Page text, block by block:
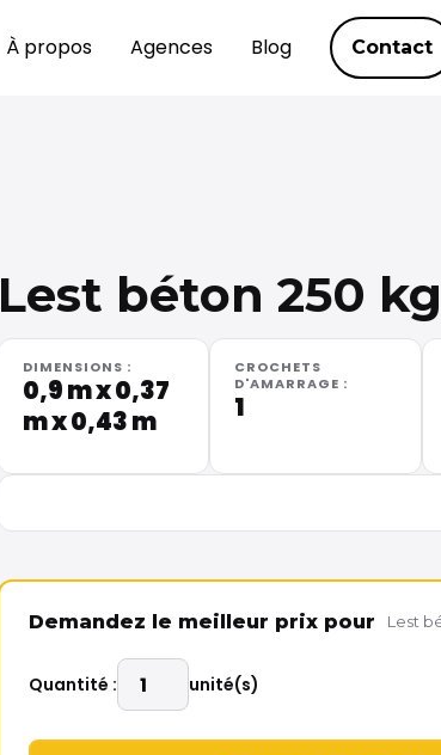
À propos Agences Blog Contact
Lest béton 250 kg
DIMENSIONS :
0,9 m x 0,37
m x 0,43 m
CROCHETS
D'AMARRAGE :
1
Demandez le meilleur prix pour Lest
Quantité : unité(s)